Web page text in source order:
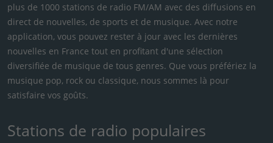
plus de 1000 stations de radio FM/AM avec des diffusions en
direct de nouvelles, de sports et de musique. Avec notre
application, vous pouvez rester à jour avec les dernières
nouvelles en France tout en profitant d'une sélection
diversifiée de musique de tous genres. Que vous préfériez la
musique pop, rock ou classique, nous sommes là pour
satisfaire vos goûts.
Stations de radio populaires